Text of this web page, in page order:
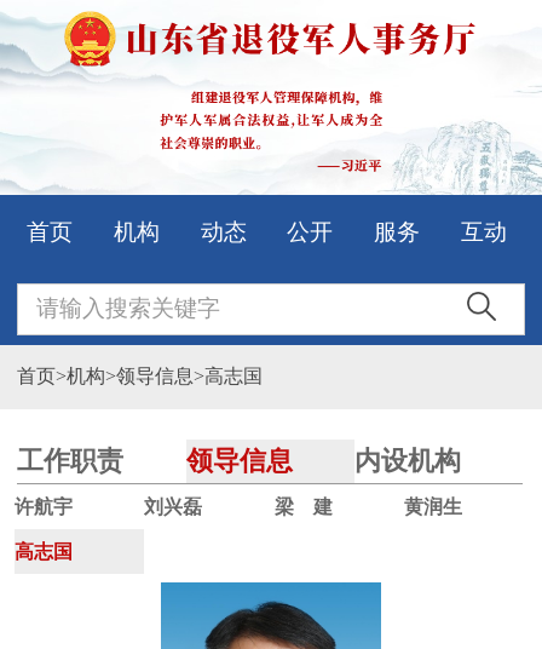
首页 机构 动态 公开 服务 互动
首页>机构>领导信息>高志国
工作职责 领导信息
许航宇 刘兴磊 梁 建 黄润生
高志国
内设机构
直属单位
办公地址